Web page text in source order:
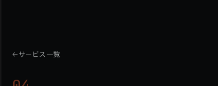
サービス一覧